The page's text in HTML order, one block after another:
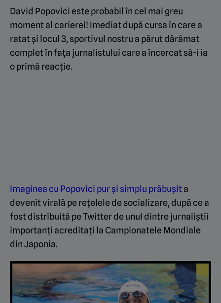
David Popovici este probabil în cel mai greu
moment al carierei! Imediat după cursa în care a
ratat și locul 3, sportivul nostru a părut dărâmat
complet în fața jurnalistului care a încercat să-i ia
o primă reacție.
Imaginea cu Popovici pur și simplu prăbușita
devenit virală pe rețelele de socializare, după ce a
fost distribuită pe Twitter de unul dintre jurnaliștii
importanți acreditați la Campionatele Mondiale
din Japonia.